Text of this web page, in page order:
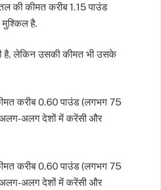
की कीमत करीब 1.15 पाउंड
मुश्किल है.
है, लेकिन उसकी कीमत भी उसके
करीब 0.60 पाउंड (लगभग 75
अलग-अलग देशों में करेंसी और
करीब 0.60 पाउंड (लगभग 75
अलग-अलग देशों में करेंसी और